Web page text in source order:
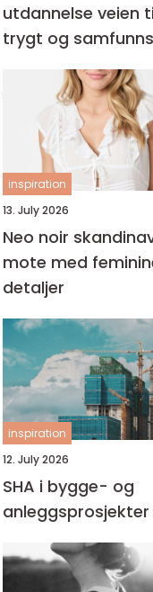
utdannelse veien til et
trygt og
inspiration
13. July 2026
Neo noir skandinavisk
mote med
detaljer
inspiration
12. July 2026
SHA i bygge- og
anleggsprosjekter